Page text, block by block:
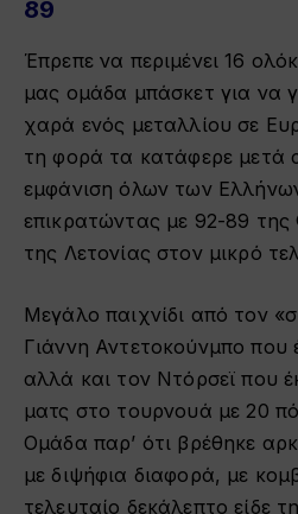
89
Έπρεπε να περιμένει 16
μας ομάδα μπάσκετ για να
χαρά ενός μεταλλίου σε
τη φορά τα κατάφερε μετά
εμφάνιση όλων των
επικρατώντας με 92-89 της
της Λετονίας στον μικρό
Μεγάλο παιχνίδι από τον
Γιάννη Αντετοκούνμπο που
αλλά και τον Ντόρσεϊ που
ματς στο τουρνουά με 20
Ομάδα παρ’ ότι βρέθηκε
με διψήφια διαφορά, με
τελευταίο δεκάλεπτο είδε